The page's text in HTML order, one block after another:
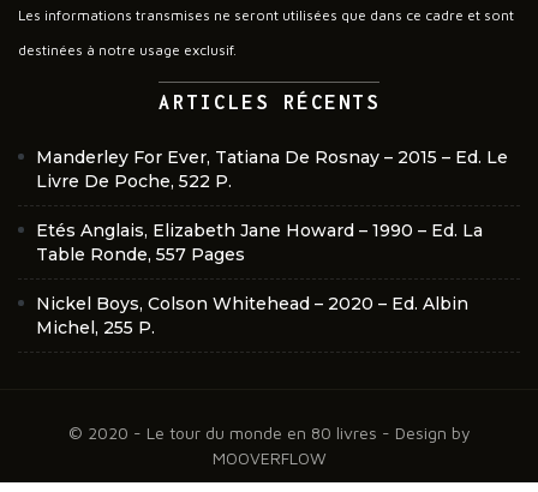
Les informations transmises ne seront utilisées que dans ce cadre et sont
destinées à notre usage exclusif.
ARTICLES RÉCENTS
Manderley For Ever, Tatiana De Rosnay – 2015 – Ed. Le
Livre De Poche, 522 P.
Etés Anglais, Elizabeth Jane Howard – 1990 – Ed. La
Table Ronde, 557 Pages
Nickel Boys, Colson Whitehead – 2020 – Ed. Albin
Michel, 255 P.
© 2020 - Le tour du monde en 80 livres - Design by
MOOVERFLOW